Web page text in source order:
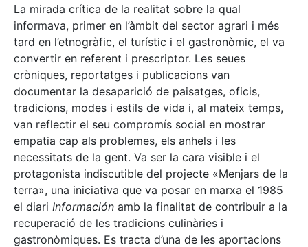
La mirada crítica de la realitat sobre la qual
informava, primer en l’àmbit del sector agrari i més
tard en l’etnogràfic, el turístic i el gastronòmic, el va
convertir en referent i prescriptor. Les seues
cròniques, reportatges i publicacions van
documentar la desaparició de paisatges, oficis,
tradicions, modes i estils de vida i, al mateix temps,
van reflectir el seu compromís social en mostrar
empatia cap als problemes, els anhels i les
necessitats de la gent. Va ser la cara visible i el
protagonista indiscutible del projecte «Menjars de la
terra», una iniciativa que va posar en marxa el 1985
el diari Información amb la finalitat de contribuir a la
recuperació de les tradicions culinàries i
gastronòmiques. Es tracta d’una de les aportacions